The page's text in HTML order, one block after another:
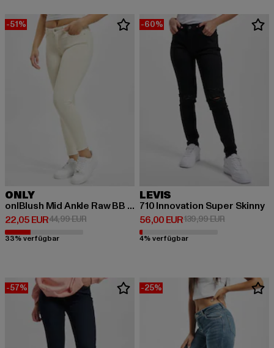
-51%
ONLY
onlBlush Mid Ankle Raw BB DOT019
22,05 EUR
Derzeitiger Preis: 22,05 EUR
44,99 EURAktionspreis: 44,99 EUR
33% verfügbar
-60%
LEVIS
710 Innovation Super Skinny
56,00 EUR
Derzeitiger Preis: 56,00 EUR
139,99 EURAktionspreis:
4% verfügbar
-57% -25%